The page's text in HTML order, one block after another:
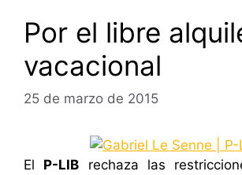
Por el libre
vacacional
25 de marzo de 2015
El P-LIB rechaza las